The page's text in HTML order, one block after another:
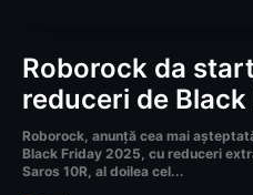
Roborock da
reduceri de Black
Roborock, anunță cea mai
Black Friday 2025, cu reduceri
Saros 10R, al doilea cel...